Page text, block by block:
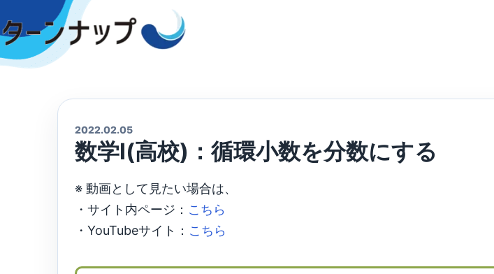
to
content
2022.02.05
数学Ⅰ(高校)：循環小数を分数にする
※ 動画として見たい場合は、
・サイト内ページ： こちら
・YouTubeサイト： こちら